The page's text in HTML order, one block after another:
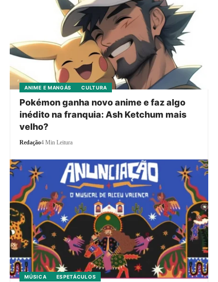
ANIME E MANGÁS CULTURA
Pokémon ganha novo anime e faz algo
inédito na franquia: Ash Ketchum mais
velho?
Redação4 Min Leitura
MÚSICA ESPETÁCULOS